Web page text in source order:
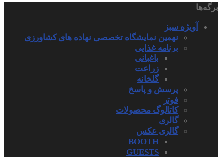
برگه‌ها
آویژه سبز
نهمین نمایشگاه تخصصی نهاده های کشاورزی
برنامه غذایی
باغبانی
زراعت
گلخانه
پرسش و پاسخ
فوتر
کاتالوگ محصولات
گالری
گالری عکس
BOOTH
GUESTS